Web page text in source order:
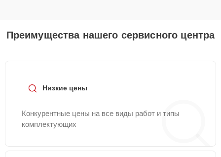
Преимущества нашего сервисного центра
Низкие цены
Конкурентные цены на все виды работ и типы
комплектующих